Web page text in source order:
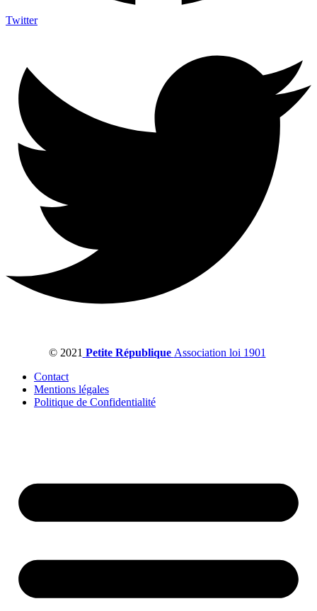
Twitter
© 2021 Petite République Association loi 1901
Contact
Mentions légales
Politique de Confidentialité